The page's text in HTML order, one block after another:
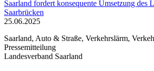
Saarland fordert konsequente Umsetzung des
Saarbrücken
25.06.2025
Saarland, Auto & Straße, Verkehrslärm,
Pressemitteilung
Landesverband Saarland